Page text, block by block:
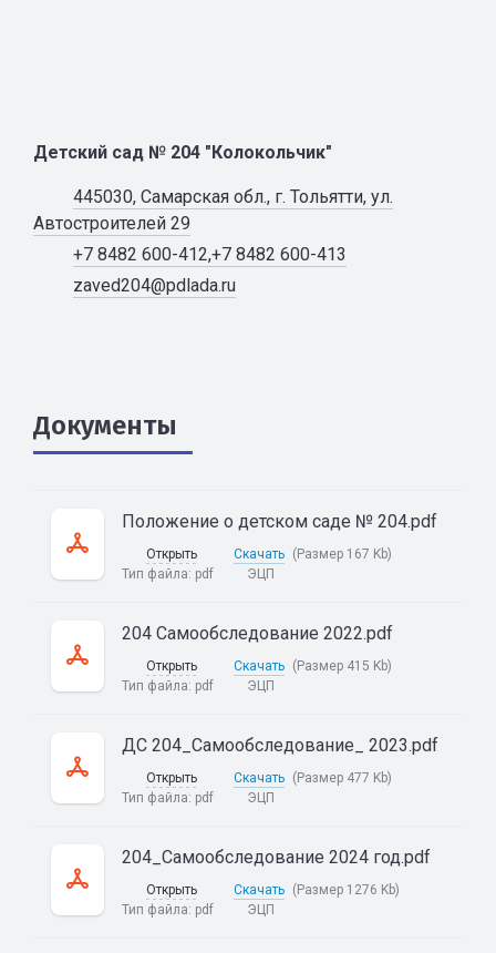
Детский сад № 204 "Колокольчик"
445030, Самарская обл., г. Тольятти, ул.
Автостроителей 29
+7 8482 600-412,+7 8482 600-413
zaved204@pdlada.ru
Документы
Положение о детском саде № 204.pdf
Открыть Скачать (Размер 167 Kb)
Тип файла: pdf ЭЦП
204 Самообследование 2022.pdf
Открыть Скачать (Размер 415 Kb)
Тип файла: pdf ЭЦП
ДС 204_Самообследование_ 2023.pdf
Открыть Скачать (Размер 477 Kb)
Тип файла: pdf ЭЦП
204_Самообследование 2024 год.pdf
Открыть Скачать (Размер 1276 Kb)
Тип файла: pdf ЭЦП